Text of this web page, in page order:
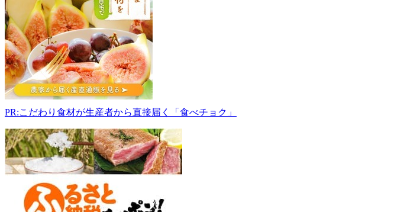
産
直
セ
ン
タ
ー
017-
0021
秋
田
県
大
館
市
雪
PR:こだわり食材が生産者から直接届く「食べチョク」